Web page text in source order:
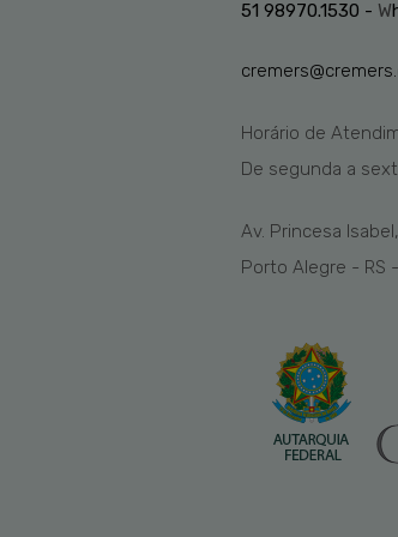
51 98970.1530 - W
Horário de
De segunda a
Av. Princesa
Porto Alegre - RS